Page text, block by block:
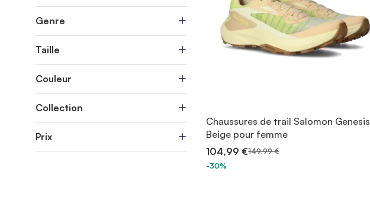
Chaussures de trail Salomon Genesis
Beige pour femme
104,99 €149,99 €
-30%
Genre
Taille
Couleur
Collection
Prix